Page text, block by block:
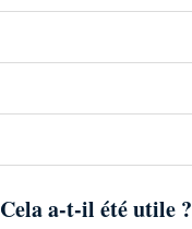
Cela a-t-il été utile ?